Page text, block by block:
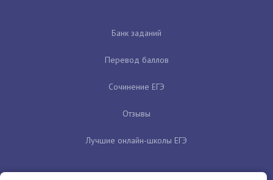
Банк заданий
Перевод баллов
Сочинение ЕГЭ
Отзывы
Лучшие онлайн-школы ЕГЭ